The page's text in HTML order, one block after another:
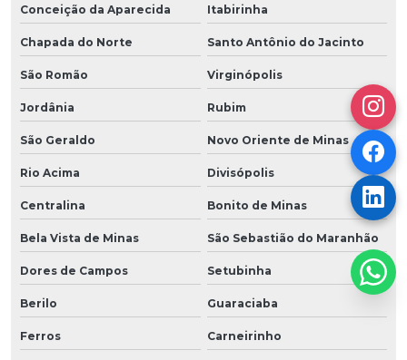
Conceição da Aparecida Itabirinha
Chapada do Norte Santo Antônio do Jacinto
São Romão Virginópolis
Jordânia Rubim
São Geraldo Novo Oriente de Minas
Rio Acima Divisópolis
Centralina Bonito de Minas
Bela Vista de Minas São Sebastião do Maranhão
Dores de Campos Setubinha
Berilo Guaraciaba
Ferros Carneirinho